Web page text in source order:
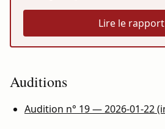
Lire le
Auditions
Audition n° 19 — 2026-01-22